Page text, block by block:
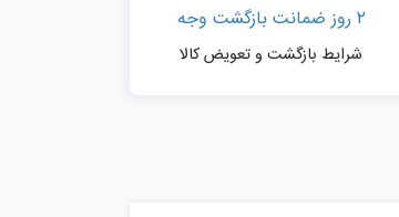
۲ روز ضمانت بازگشت وجه
شرایط بازگشت و تعویض کالا